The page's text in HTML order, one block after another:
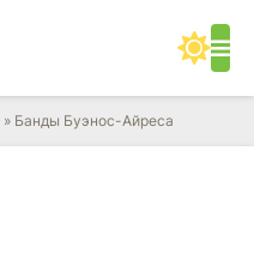
» Банды Буэнос-Айреса